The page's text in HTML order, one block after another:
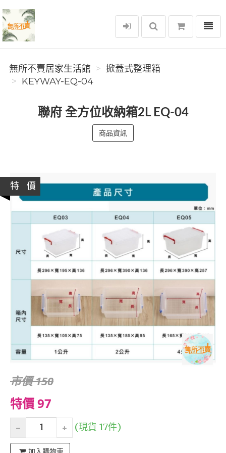
無所不賣居家生活館
選單
無所不賣居家生活館
掀蓋式整理箱
KEYWAY-EQ-04
聯府 全方位收納箱2L EQ-04
商品資訊
特 價
市價 150
特價 97
(現貨 17件)